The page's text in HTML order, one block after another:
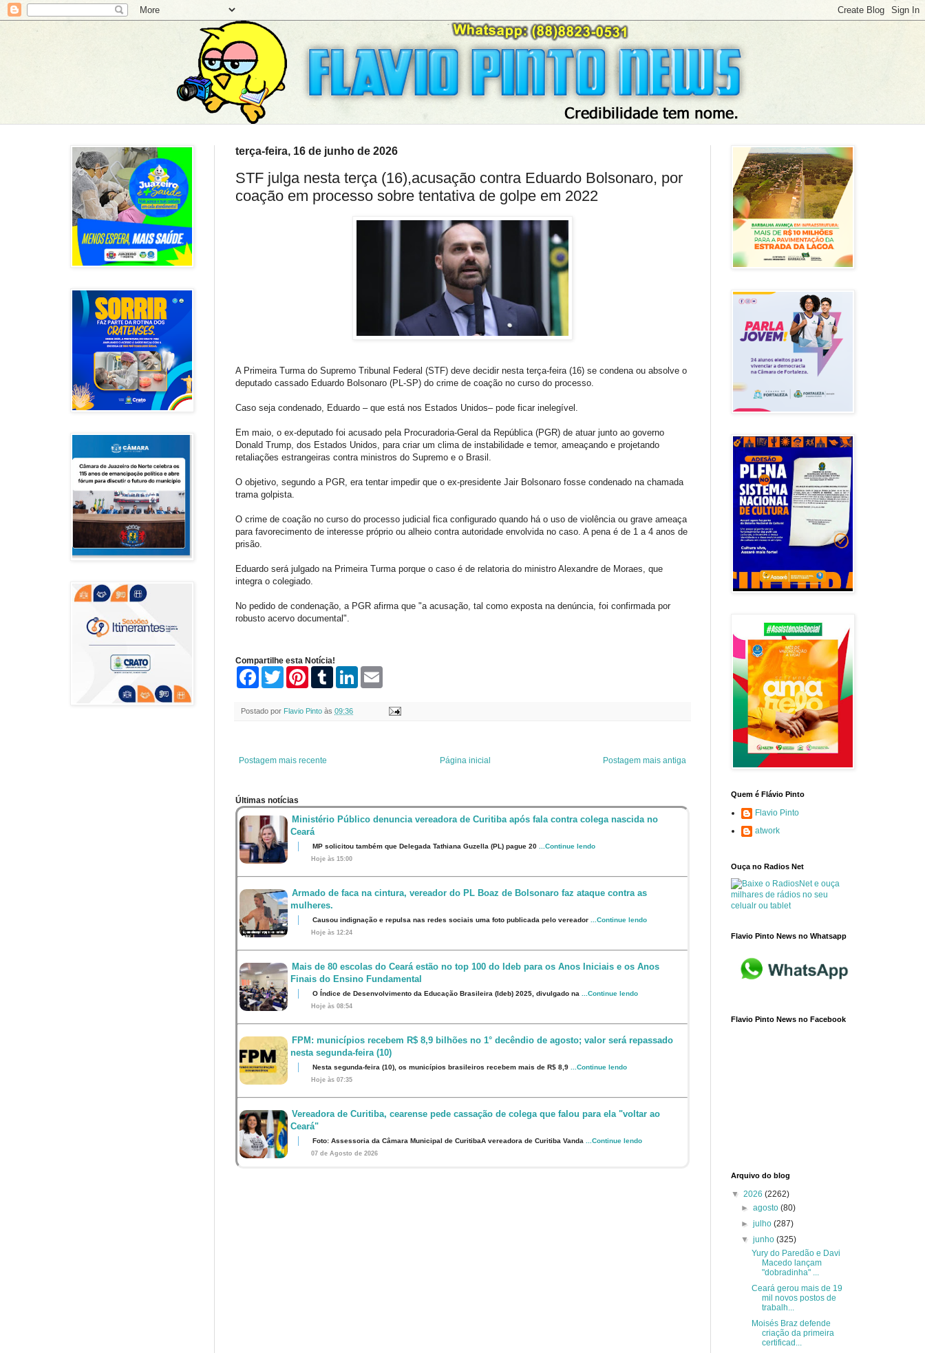
terça-feira, 16 de junho de 2026
STF julga nesta terça (16),acusação contra Eduardo Bolsonaro, por
coação em processo sobre tentativa de golpe em 2022
A Primeira Turma do Supremo Tribunal Federal (STF) deve decidir nesta terça-feira (16) se condena ou absolve o
deputado cassado Eduardo Bolsonaro (PL-SP) do crime de coação no curso do processo.
Caso seja condenado, Eduardo – que está nos Estados Unidos– pode ficar inelegível.
Em maio, o ex-deputado foi acusado pela Procuradoria-Geral da República (PGR) de atuar junto ao governo
Donald Trump, dos Estados Unidos, para criar um clima de instabilidade e temor, ameaçando e projetando
retaliações estrangeiras contra ministros do Supremo e o Brasil.
O objetivo, segundo a PGR, era tentar impedir que o ex-presidente Jair Bolsonaro fosse condenado na chamada
trama golpista.
O crime de coação no curso do processo judicial fica configurado quando há o uso de violência ou grave ameaça
para favorecimento de interesse próprio ou alheio contra autoridade envolvida no caso. A pena é de 1 a 4 anos de
prisão.
Eduardo será julgado na Primeira Turma porque o caso é de relatoria do ministro Alexandre de Moraes, que
integra o colegiado.
No pedido de condenação, a PGR afirma que "a acusação, tal como exposta na denúncia, foi confirmada por
robusto acervo documental".
Compartilhe esta Notícia!
F
b
T
w
t
P
e
t
T
l
L
Postado por Flavio Pinto às 09:36
Postagem mais recente Postagem mais antiga
Página inicial
Últimas notícias
Ministério Público denuncia vereadora de Curitiba após fala contra colega nascida no
Ceará
MP solicitou também que Delegada Tathiana Guzella (PL) pague 20 ...Continue lendo
Hoje às 15:00
Armado de faca na cintura, vereador do PL Boaz de Bolsonaro faz ataque contra as
mulheres.
Causou indignação e repulsa nas redes sociais uma foto publicada pelo vereador ...Continue lendo
Hoje às 12:24
Mais de 80 escolas do Ceará estão no top 100 do Ideb para os Anos Iniciais e os Anos
Finais do Ensino Fundamental
O Índice de Desenvolvimento da Educação Brasileira (Ideb) 2025, divulgado na ...Continue lendo
Hoje às 08:54
FPM: municípios recebem R$ 8,9 bilhões no 1° decêndio de agosto; valor será repassado
nesta segunda-feira (10)
Nesta segunda-feira (10), os municípios brasileiros recebem mais de R$ 8,9 ...Continue lendo
Hoje às 07:35
Vereadora de Curitiba, cearense pede cassação de colega que falou para ela "voltar ao
Ceará"
Foto: Assessoria da Câmara Municipal de CuritibaA vereadora de Curitiba Vanda ...Continue lendo
07 de Agosto de 2026
Quem é Flávio Pinto
Flavio Pinto
atwork
Ouça no Radios Net
Flavio Pinto News no Whatsapp
Flavio Pinto News no Facebook
Arquivo do blog
▼ 2026 (2262)
►agosto(80)
►julho(287)
▼junho(325)
Yury do Paredão e Davi
Macedo lançam
"dobradinha" ...
Ceará gerou mais de 19
mil novos postos de
trabalh...
Moisés Braz defende
criação da primeira
certificad...